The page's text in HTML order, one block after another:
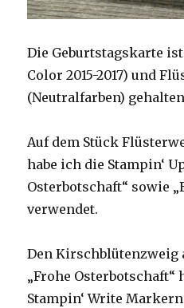
Die Geburtstagskarte
Color 2015-2017) und
(Neutralfarben)
Auf dem Stück
habe ich die Stampin‘
Osterbotschaft“ sowie
verwendet.
Den Kirschblütenzweig
„Frohe Osterbotschaft“
Stampin‘ Write